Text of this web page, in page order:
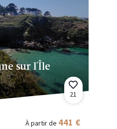
sur l'Île
21
À partir de 441 €